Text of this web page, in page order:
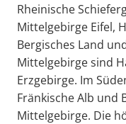
Rheinische
Mittelgebirge Eifel,
Bergisches Land
Mittelgebirge sind
Erzgebirge. Im
Fränkische Alb und
Mittelgebirge. Die